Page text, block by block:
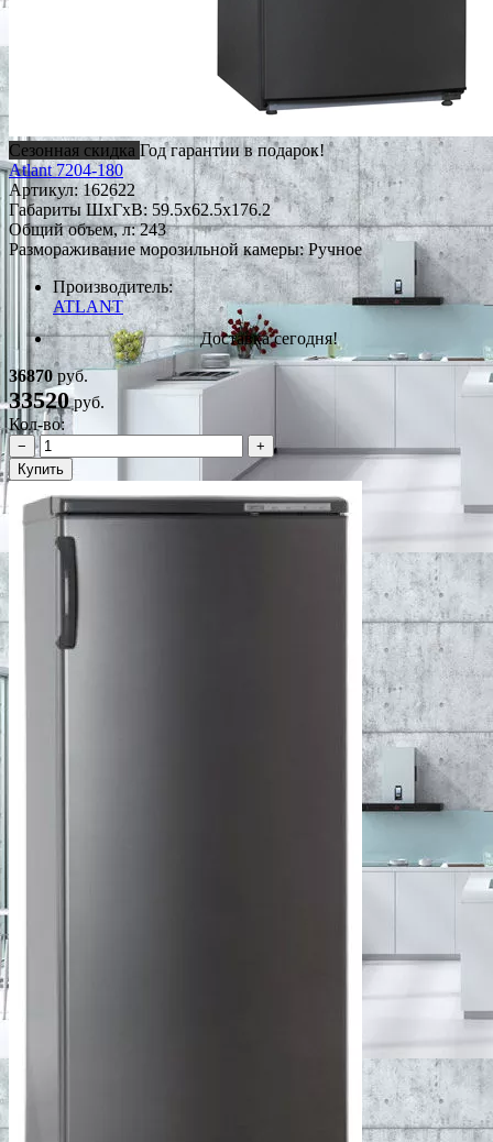
Сезонная скидка Год гарантии в подарок!
Atlant 7204-180
Артикул:162622
Габариты ШxГxВ: 59.5x62.5x176.2
Общий объем, л: 243
Размораживание морозильной камеры: Ручное
Производитель:
ATLANT
Доставка сегодня!
36870 руб.
33520руб.
Кол-во:
−
+
Купить